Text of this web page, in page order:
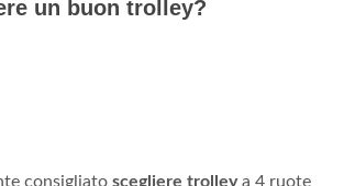
un buon trolley?
consigliato scegliere trolleya 4 ruote